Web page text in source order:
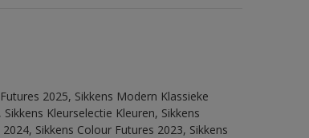
2025, Sikkens Modern Klassieke
Kleurselectie Kleuren, Sikkens
Sikkens Colour Futures 2023, Sikkens